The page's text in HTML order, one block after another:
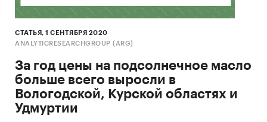
Индекс прибыльности (PI)
IRR % ***
Срок окупаемости мес. 32
Дисконтированный срок
СТАТЬЯ, 1 СЕНТЯБРЯ 2020
ANALYTICRESEARCHGROUP (ARG)
За год цены на подсолнечное масло
больше всего выросли в
Вологодской, Курской областях и
Удмуртии